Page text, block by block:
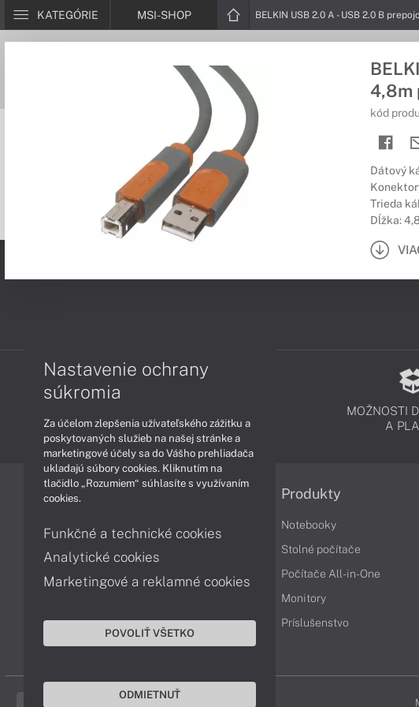
KATEGÓRIE MSI-SHOP BELKIN USB 2.0 A - USB 2.0 B
4,8m
kód
Dátový
Trieda
Dĺžka:
MOŽNOSTI
A
Reklamačné podmienky
Ochrana osobných údajov
Vyhlásenie o prístupnosti
Cookies
Produkty
Notebooky
Stolné počítače
Počítače All-in-One
Monitory
Príslušenstvo
Nastavenie ochrany
súkromia
Za účelom zlepšenia užívateľského zážitku a
poskytovaných služieb na našej stránke a
marketingové účely sa do Vášho prehliadača
ukladajú súbory cookies. Kliknutím na
tlačidlo „Rozumiem“ súhlasíte s využívaním
cookies.
Funkčné a technické cookies
Analytické cookies
Marketingové a reklamné cookies
POVOLIŤ VŠETKO
ODMIETNUŤ